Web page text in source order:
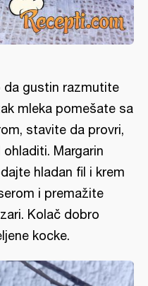
da gustin razmutite
mleka pomešate sa
stavite da provri,
Margarin
hladan fil i krem
i premažite
Kolač dobro
kocke.